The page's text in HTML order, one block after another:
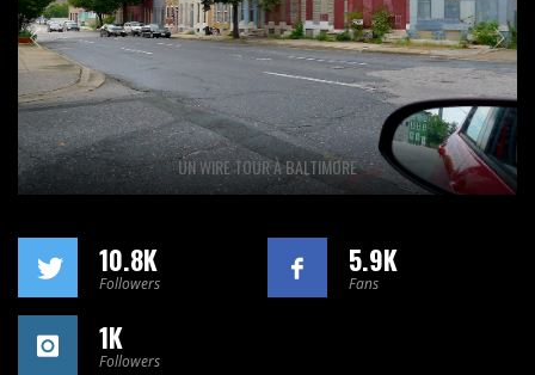
UN WIRE TOUR À BALTIMORE
10.8K
Followers
5.9K
Fans
1K
Followers